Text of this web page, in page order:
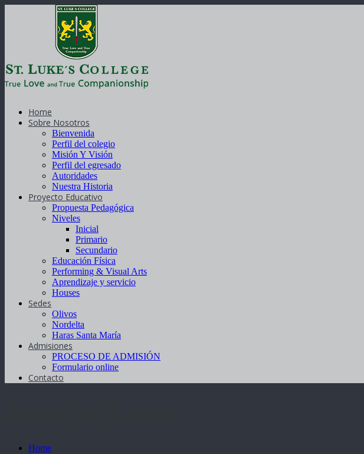
Home
Sobre Nosotros
Bienvenida
Perfil del colegio
Misión Y Visión
Perfil del egresado
Autoridades
Nuestra Historia
Proyecto Educativo
Propuesta Pedagógica
Niveles
Inicial
Primario
Secundario
Educación Física
Performing & Visual Arts
Aprendizaje y servicio
Houses
Sedes
Olivos
Nordelta
Haras Santa María
Admisiones
PROCESO DE ADMISIÓN
Formulario online
Contacto
Home